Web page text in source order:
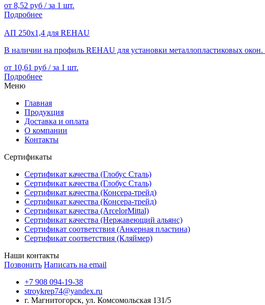
от 8,52 руб / за 1 шт.
Подробнее
АП 250х1,4 для REHAU
В наличии на профиль REHAU для установки металлопластиковых
от 10,61 руб / за 1 шт.
Подробнее
Меню
Главная
Продукция
Доставка и оплата
О компании
Контакты
Сертификаты
Сертификат качества (Глобус Сталь)
Сертификат качества (Глобус Сталь)
Сертификат качества (Консера-трейд)
Сертификат качества (Консера-трейд)
Сертификат качества (ArcelorMittal)
Сертификат качества (Нержавеющий альянс)
Сертификат соответствия (Анкерная пластина)
Сертификат соответствия (Кляймер)
Наши контакты
Позвонить Написать на email
+7 908 094-19-38
stroykrep74@yandex.ru
г. Магнитогорск, ул. Комсомольская 131/5